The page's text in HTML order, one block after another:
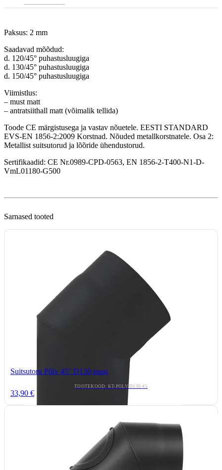
Paksus: 2 mm
Saadavad mõõdud:
d. 120/45° puhastusluugiga
d. 130/45° puhastusluugiga
d. 150/45° puhastusluugiga
Viimistlus:
– must matt
– antratsiithall matt (võimalik tellida)
Toode CE märgistusega ja vastav nõuetele. EESTI STANDARD
EVS-EN 1856-2:2009 Korstnad. Nõuded metallkorstnatele. Osa 2:
Metallist suitsutorud ja lõõride ühendustorud.
Sertifikaadid: CE Nr.0989-CPD-0563, EN 1856-2-T400-N1-D-
VmL01180-G500
Sarnased tooted
Suitsutoru Põlv 45° D130 must
TOOTEKOOD: KT-POLV-D130-45
33,90 €